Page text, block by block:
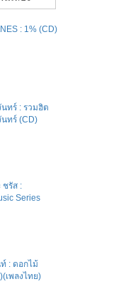
: 1% (CD)
ทร์ : รวมฮิต
ทร์ (CD)
ชรัส​ :
Series
: ดอกไม้
เพลงไทย)